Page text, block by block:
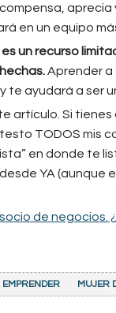
aprecia
en un equipo
un recurso
Aprender a
ayudará a ser
artículo. Si
TODOS mis
en donde te
YA (aunque
de negocios.
EMPRENDER MUJER